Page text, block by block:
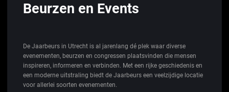
Beurzen en Events
De Jaarbeurs in Utrecht is al jarenlang dé plek waar diverse
evenementen, beurzen en congressen plaatsvinden die mensen
inspireren, informeren en verbinden. Met een rijke geschiedenis en
een moderne uitstraling biedt de Jaarbeurs een veelzijdige locatie
voor allerlei soorten evenementen.